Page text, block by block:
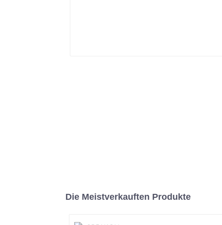
Die Meistverkauften Produkte